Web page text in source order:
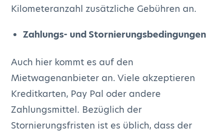
Kilometeranzahl zusätzliche Gebühren an.
Zahlungs- und Stornierungsbedingungen
Auch hier kommt es auf den
Mietwagenanbieter an. Viele akzeptieren
Kreditkarten, Pay Pal oder andere
Zahlungsmittel. Bezüglich der
Stornierungsfristen ist es üblich, dass der